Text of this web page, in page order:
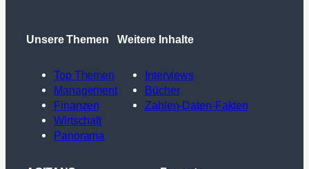
Unsere Themen
Top Themen
Management
Finanzen
Wirtschaft
Panorama
Weitere Inhalte
Interviews
Bücher
Zahlen-Daten-Fakten